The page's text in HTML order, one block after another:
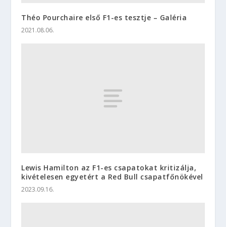
Théo Pourchaire első F1-es tesztje – Galéria
2021.08.06.
Lewis Hamilton az F1-es csapatokat kritizálja,
kivételesen egyetért a Red Bull csapatfőnökével
2023.09.16.